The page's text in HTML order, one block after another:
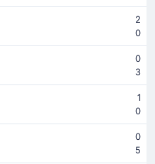
2
0
0
3
1
0
0
5